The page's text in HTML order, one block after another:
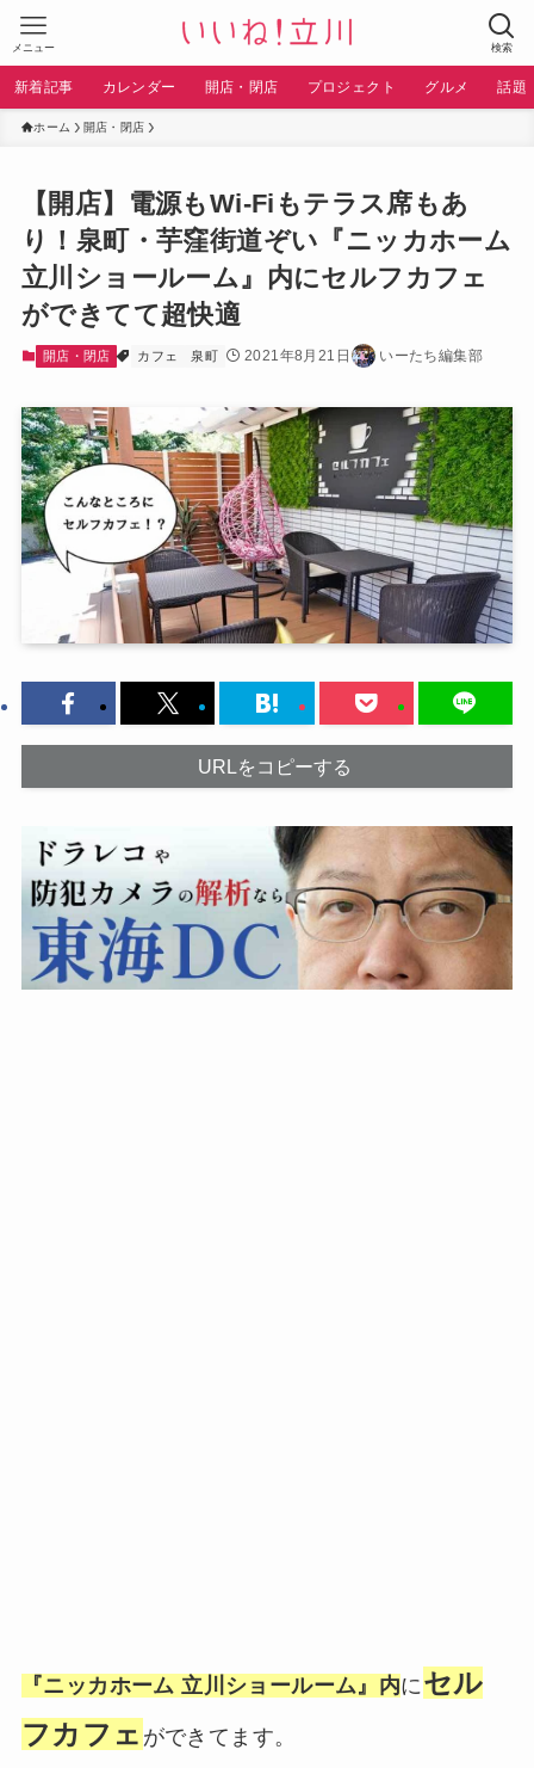
検索
メニュー
新着記事 カレンダー 開店・閉店 プロジェクト グルメ 話題
ホーム 開店・閉店
【開店】電源もWi-Fiもテラス席もあ
り！泉町・芋窪街道ぞい『ニッカホーム
立川ショールーム』内にセルフカフェ
ができてて超快適
開店・閉店 カフェ 泉町 2021年8月21日 いーたち編集部
URLをコピーする
『ニッカホーム 立川ショールーム』内にセル
フカフェ ができてます。